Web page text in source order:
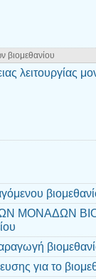
βιομεθανίου
λειτουργίας
ΜΟΝΑΔΩΝ
για το